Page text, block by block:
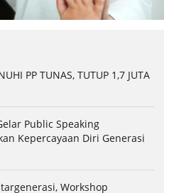
PP TUNAS, TUTUP 1,7 JUTA
Public Speaking
Kepercayaan Diri Generasi
Workshop